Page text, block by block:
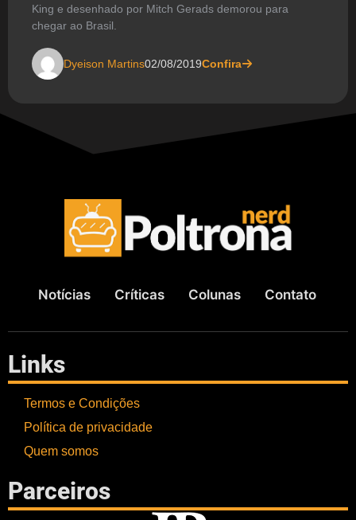
King e desenhado por Mitch Gerads demorou para
chegar ao Brasil.
Dyeison Martins02/08/2019Confira
Notícias Críticas Colunas Contato
Links
Termos e Condições
Política de privacidade
Quem somos
Parceiros